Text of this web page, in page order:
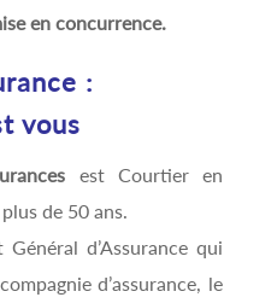
en concurrence.
:
vous
est Courtier en
de 50 ans.
d’Assurance qui
d’assurance, le